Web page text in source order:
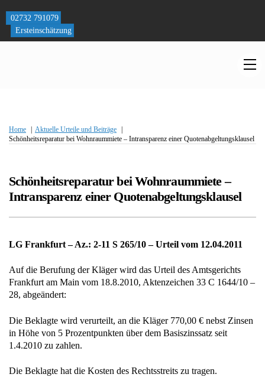
content
02732 791079
Ersteinschätzung
Home
Aktuelle Urteile und Beiträge
Schönheitsreparatur bei Wohnraummiete – Intransparenz einer Quotenabgeltungsklausel
Schönheitsreparatur bei Wohnraummiete –
Intransparenz einer Quotenabgeltungsklausel
LG Frankfurt – Az.: 2-11 S 265/10 – Urteil vom 12.04.2011
Auf die Berufung der Kläger wird das Urteil des Amtsgerichts
Frankfurt am Main vom 18.8.2010, Aktenzeichen 33 C 1644/10 –
28, abgeändert:
Die Beklagte wird verurteilt, an die Kläger 770,00 € nebst Zinsen
in Höhe von 5 Prozentpunkten über dem Basiszinssatz seit
1.4.2010 zu zahlen.
Die Beklagte hat die Kosten des Rechtsstreits zu tragen.